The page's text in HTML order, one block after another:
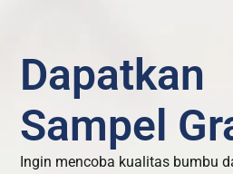
Dapatkan
Sampel
Ingin mencoba kualitas bumbu